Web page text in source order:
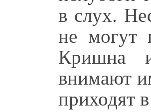
в слух.
не могут
Кришна
внимают
приходят